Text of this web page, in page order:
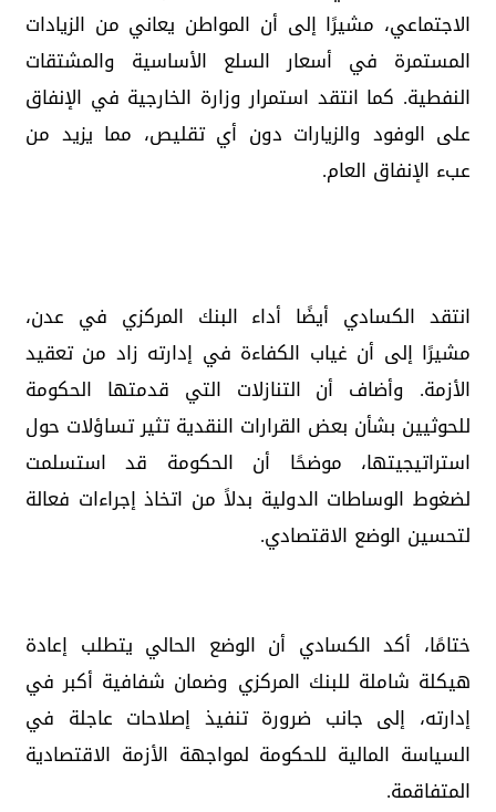
الاجتماعي، مشيرًا إلى أن المواطن يعاني من الزيادات
المستمرة في أسعار السلع الأساسية والمشتقات
النفطية. كما انتقد استمرار وزارة الخارجية في الإنفاق
على الوفود والزيارات دون أي تقليص، مما يزيد من
عبء الإنفاق العام.
انتقد الكسادي أيضًا أداء البنك المركزي في عدن،
مشيرًا إلى أن غياب الكفاءة في إدارته زاد من تعقيد
الأزمة. وأضاف أن التنازلات التي قدمتها الحكومة
للحوثيين بشأن بعض القرارات النقدية تثير تساؤلات حول
استراتيجيتها، موضحًا أن الحكومة قد استسلمت
لضغوط الوساطات الدولية بدلاً من اتخاذ إجراءات فعالة
لتحسين الوضع الاقتصادي.
ختامًا، أكد الكسادي أن الوضع الحالي يتطلب إعادة
هيكلة شاملة للبنك المركزي وضمان شفافية أكبر في
إدارته، إلى جانب ضرورة تنفيذ إصلاحات عاجلة في
السياسة المالية للحكومة لمواجهة الأزمة الاقتصادية
المتفاقمة.